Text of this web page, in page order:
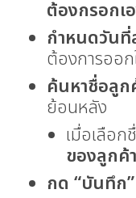
ต้องกรอกเ
กำหนดวันที่
ต้องการออ
ค้นหาชื่อลูก
ย้อนหลัง
เมื่อเลือก
ของลูก
กด “บันทึก”